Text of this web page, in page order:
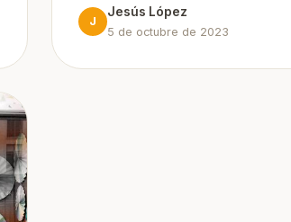
del marketing digital. Su capacidad
llegar directamente al usuario, con
J
Jesús López
5 de octubre de 2023